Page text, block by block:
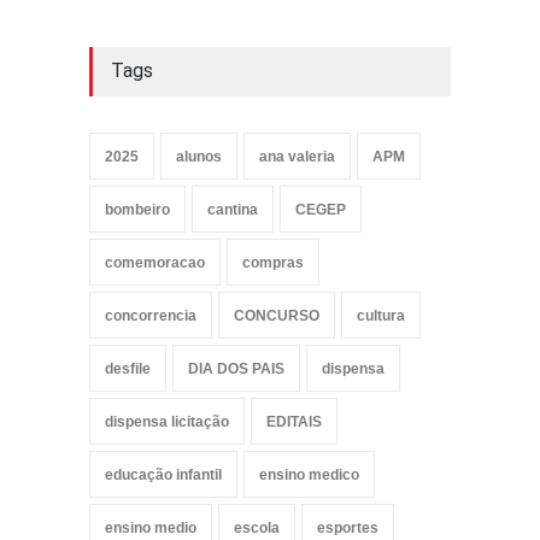
Tags
2025 alunos ana valeria APM
bombeiro cantina CEGEP
comemoracao compras
concorrencia CONCURSO cultura
desfile DIA DOS PAIS dispensa
dispensa licitação EDITAIS
educação infantil ensino medico
ensino medio escola esportes